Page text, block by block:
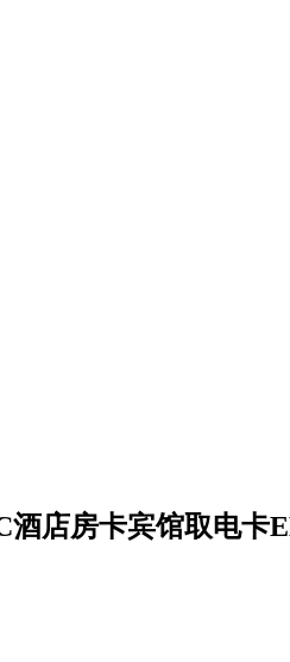
店房卡宾馆取电卡